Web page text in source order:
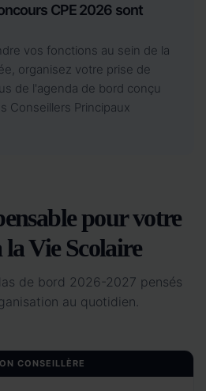
CPE 2026 sont
vos fonctions au sein de la
organisez votre prise de
de l'agenda de bord conçu
Conseillers Principaux
pour votre
la Vie Scolaire
de bord 2026-2027 pensés
au quotidien.
CONSEILLÈRE